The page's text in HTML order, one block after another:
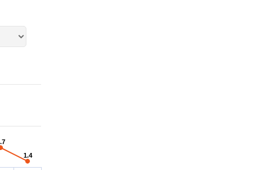
1.4
1.4